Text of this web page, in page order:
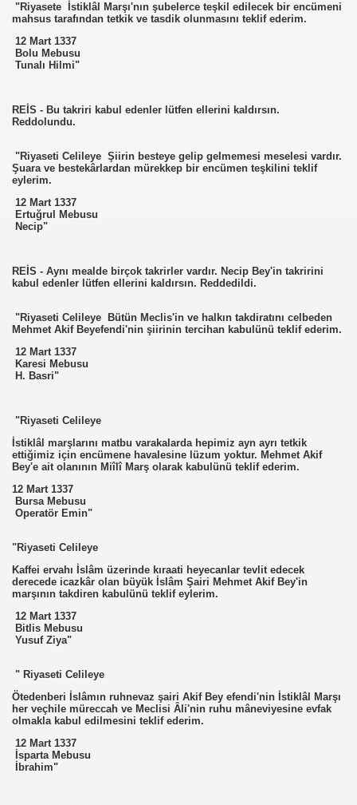
"Riyasete İstiklâl Marşı'nın şubelerce teşkil edilecek bir encümeni
mahsus tarafından tetkik ve tasdik olunmasını teklif ederim.
12 Mart 1337
Bolu Mebusu
Tunalı Hilmi"
REİS - Bu takriri kabul edenler lütfen ellerini kaldırsın.
Reddolundu.
"Riyaseti Celileye Şiirin besteye gelip gelmemesi meselesi vardır.
Şuara ve bestekârlardan mürekkep bir encümen teşkilini teklif
eylerim.
12 Mart 1337
Ertuğrul Mebusu
Necip"
REİS - Aynı mealde birçok takrirler vardır. Necip Bey'in takririni
kabul edenler lütfen ellerini kaldırsın. Reddedildi.
"Riyaseti Celileye Bütün Meclis'in ve halkın takdiratını celbeden
Mehmet Akif Beyefendi'nin şiirinin tercihan kabulünü teklif ederim.
12 Mart 1337
Karesi Mebusu
H. Basri"
"Riyaseti Celileye
İstiklâl marşlarını matbu varakalarda hepimiz ayn ayrı tetkik
ettiğimiz için encümene havalesine lüzum yoktur. Mehmet Akif
Bey'e ait olanının Miîlî Marş olarak kabulünü teklif ederim.
12 Mart 1337
Bursa Mebusu
Operatör Emin"
"Riyaseti Celileye
Kaffei ervahı İslâm üzerinde kıraati heyecanlar tevlit edecek
derecede icazkâr olan büyük İslâm Şairi Mehmet Akif Bey'in
marşının takdiren kabulünü teklif eylerim.
12 Mart 1337
Bitlis Mebusu
Yusuf Ziya"
" Riyaseti Celileye
Ötedenberi İslâmın ruhnevaz şairi Akif Bey efendi'nin İstiklâl Marşı
her veçhile müreccah ve Meclisi Âli'nin ruhu mâneviyesine evfak
olmakla kabul edilmesini teklif ederim.
12 Mart 1337
İsparta Mebusu
İbrahim"